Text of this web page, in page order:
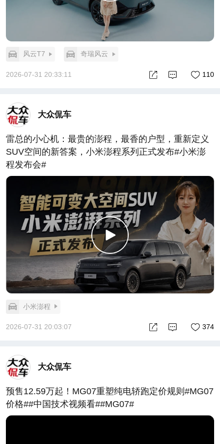
风云T7 奇瑞风云
2026-07-31 20:33:11 110
大众侃车
雷总的小心机：最贵的澎程，最香的户型，重新定义
SUV空间的新答案，小米澎程系列正式发布#小米澎
程发布会#
小米澎程
2026-07-31 20:03:07 374
大众侃车
预售12.59万起！MG07重塑纯电轿跑定价规则#MG07
价格##中国技术视频看##MG07#